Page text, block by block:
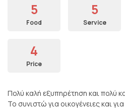
5
Food
5
Service
4
Price
Πολύ καλή εξυπηρέτηση και πολύ
Το συνιστώ για οικογένειες και